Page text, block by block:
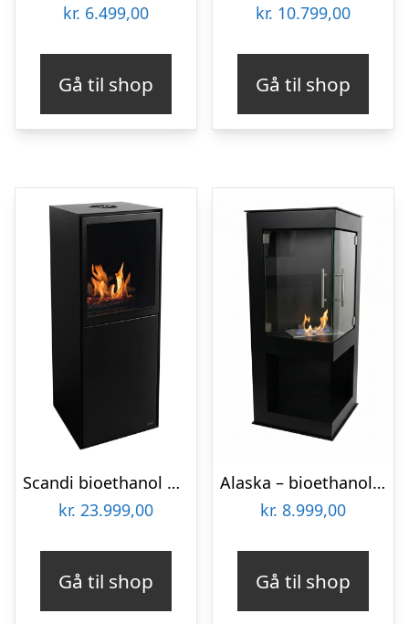
kr. 6.499,00
Gå til shop
kr. 10.799,00
Gå til shop
Scandi bioethanol brændeovn
kr. 23.999,00
Gå til shop
Alaska – bioethanol brændeovn
kr. 8.999,00
Gå til shop